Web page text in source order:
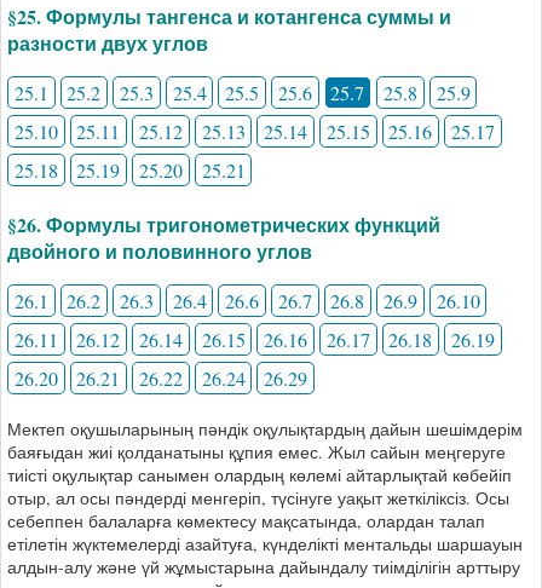
§25. Формулы тангенса и котангенса суммы и
разности двух углов
25.1 25.2 25.3 25.4 25.5 25.6 25.7 25.8
25.9
25.10
25.11 25.12 25.13 25.14 25.15 25.16
25.17
25.18
25.19 25.20 25.21
§26. Формулы тригонометрических функций
двойного и половинного углов
26.1 26.2 26.3 26.4 26.6 26.7 26.8 26.9
26.10
26.11
26.12 26.14 26.15 26.16 26.17 26.18
26.19
26.20
26.21 26.22 26.24 26.29
Мектеп оқушыларының пәндік оқулықтардың дайын шешімдерім
баяғыдан жиі қолданатыны құпия емес. Жыл сайын меңгеруге
тиісті оқулықтар санымен олардың көлемі айтарлықтай көбейіп
отыр, ал осы пәндерді менгеріп, түсінуге уақыт жеткіліксіз. Осы
себеппен балаларға көмектесу мақсатында, олардан талап
етілетін жүктемелерді азайтуға, күнделікті ментальды шаршауын
алдын-алу және үй жұмыстарына дайындалу тиімділігін арттыру